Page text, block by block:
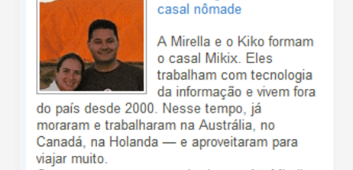
Dia
lá
no
Viaje
na
Viagem